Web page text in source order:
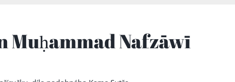
Muḥammad Nafzāwī